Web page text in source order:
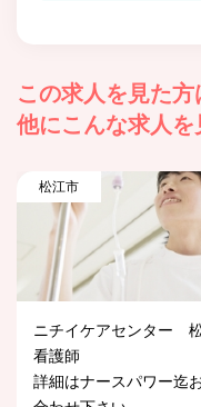
この求人を見た方
他にこんな求人を
松江市
ニチイケアセンター
看護師
詳細はナースパワー迄